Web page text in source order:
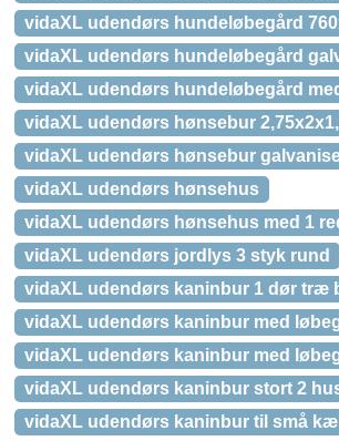
vidaXL udendørs hundeløbegård
vidaXL udendørs hundeløbegård
vidaXL udendørs hundeløbegård
vidaXL udendørs hønsebur
vidaXL udendørs hønsebur
vidaXL udendørs hønsehus
vidaXL udendørs hønsehus med 1
vidaXL udendørs jordlys 3 styk rund
vidaXL udendørs kaninbur 1 dør træ
vidaXL udendørs kaninbur med
vidaXL udendørs kaninbur med
vidaXL udendørs kaninbur stort 2
vidaXL udendørs kaninbur til små